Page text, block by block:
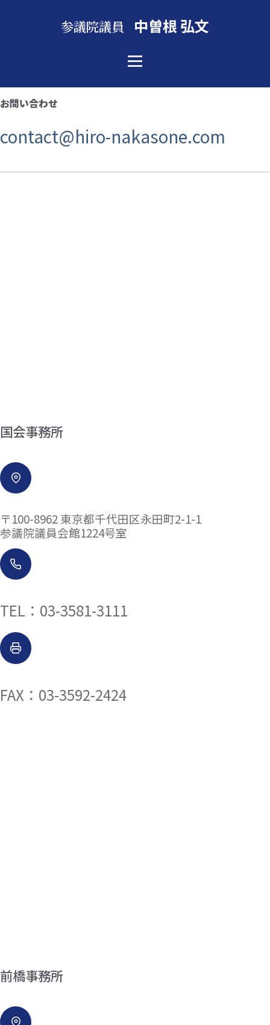
参議院議員 中曽根 弘文
お問い合わせ
contact@hiro-nakasone.com
国会事務所
〒100-8962 東京都千代田区永田町2-1-1
参議院議員会館1224号室
TEL：03-3581-3111
FAX：03-3592-2424
前橋事務所